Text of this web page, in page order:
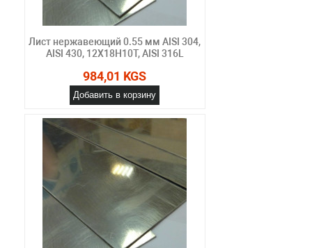
Лист нержавеющий 0.55 мм AISI 304,
AISI 430, 12Х18Н10Т, AISI 316L
984,01 KGS
Добавить в корзину